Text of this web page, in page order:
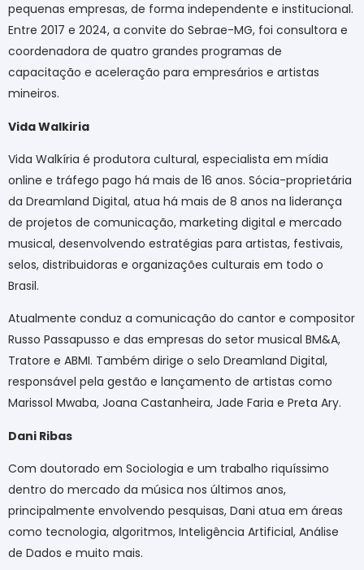
pequenas empresas, de forma independente e institucional.
Entre 2017 e 2024, a convite do Sebrae-MG, foi consultora e
coordenadora de quatro grandes programas de
capacitação e aceleração para empresários e artistas
mineiros.
Vida Walkiria
Vida Walkíria é produtora cultural, especialista em mídia
online e tráfego pago há mais de 16 anos. Sócia-proprietária
da Dreamland Digital, atua há mais de 8 anos na liderança
de projetos de comunicação, marketing digital e mercado
musical, desenvolvendo estratégias para artistas, festivais,
selos, distribuidoras e organizações culturais em todo o
Brasil.
Atualmente conduz a comunicação do cantor e compositor
Russo Passapusso e das empresas do setor musical BM&A,
Tratore e ABMI. Também dirige o selo Dreamland Digital,
responsável pela gestão e lançamento de artistas como
Marissol Mwaba, Joana Castanheira, Jade Faria e Preta Ary.
Dani Ribas
Com doutorado em Sociologia e um trabalho riquíssimo
dentro do mercado da música nos últimos anos,
principalmente envolvendo pesquisas, Dani atua em áreas
como tecnologia, algoritmos, Inteligência Artificial, Análise
de Dados e muito mais.